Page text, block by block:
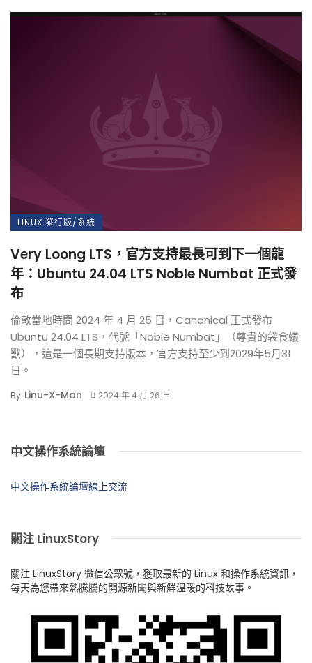
LINUX 發行版/系統
Very Loong LTS，官方支持最長可到下一個龍
年：Ubuntu 24.04 LTS Noble Numbat 正式發
布
倫敦當地時間 2024 年 4 月 25 日，Canonical 正式發布
Ubuntu 24.04 LTS，代號「Noble Numbat」（尊貴的袋食蟻
獸），這是一個長期支持版本，官方支持至少到2029年5月31
日。
By Linu-X-Man 2024 年 4 月 26 日
中文操作系統論壇
中文操作系統論壇線上交流
關注 LinuxStory
關注 LinuxStory 微信公眾號，獲取最新的 Linux 和操作系統資訊，
每天為您帶來熱騰騰的開源新聞與新鮮溫暖的科技故事。